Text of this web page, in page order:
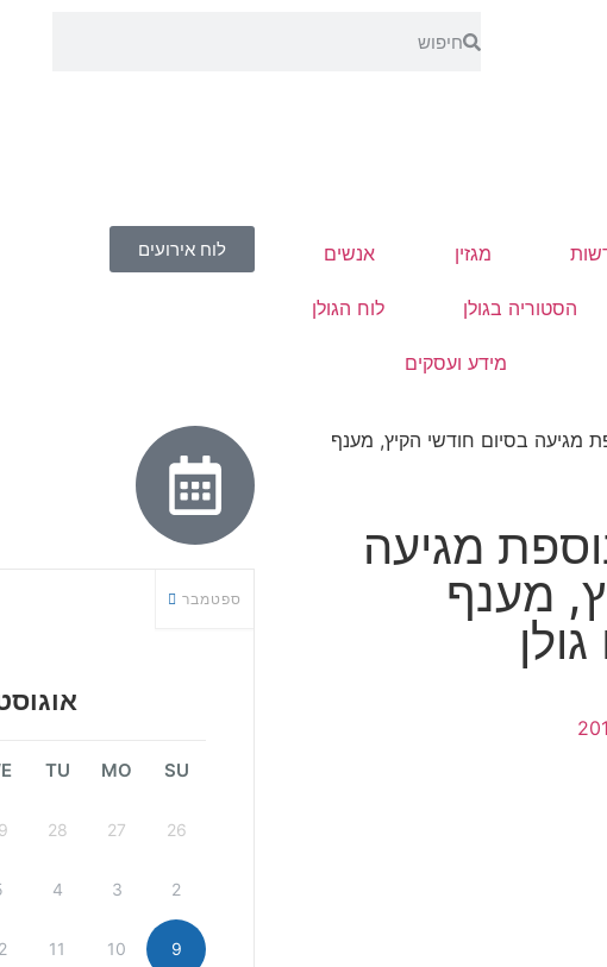
מגזין אנשים
הסטוריה בגולן לוח הגולן
מידע ועסקים
לוח אירועים
מגיעה בסיום חודשי הקיץ, מענף
מגיעה
מענף
אוגוסט
ספטמבר
SU
MO
TU
26
27
28
2
3
4
9
10
11